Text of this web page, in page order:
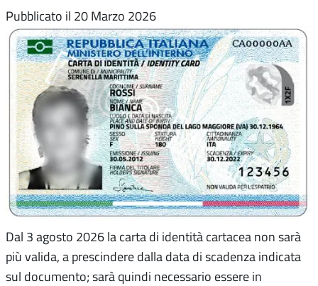
Pubblicato il 20 Marzo 2026
Dal 3 agosto 2026 la carta di identità cartacea non sarà
più valida, a prescindere dalla data di scadenza indicata
sul documento; sarà quindi necessario essere in